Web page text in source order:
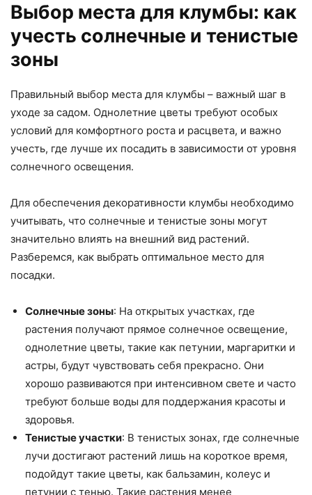
Выбор места для клумбы: как
учесть солнечные и тенистые
зоны
Правильный выбор места для клумбы – важный шаг в
уходе за садом. Однолетние цветы требуют особых
условий для комфортного роста и расцвета, и важно
учесть, где лучше их посадить в зависимости от уровня
солнечного освещения.
Для обеспечения декоративности клумбы необходимо
учитывать, что солнечные и тенистые зоны могут
значительно влиять на внешний вид растений.
Разберемся, как выбрать оптимальное место для
посадки.
Солнечные зоны: На открытых участках, где
растения получают прямое солнечное освещение,
однолетние цветы, такие как петунии, маргаритки и
астры, будут чувствовать себя прекрасно. Они
хорошо развиваются при интенсивном свете и часто
требуют больше воды для поддержания красоты и
здоровья.
Тенистые участки: В тенистых зонах, где солнечные
лучи достигают растений лишь на короткое время,
подойдут такие цветы, как бальзамин, колеус и
петунии с тенью. Такие растения менее